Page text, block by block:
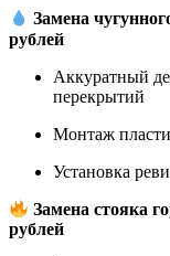
Замена
рублей
Аккуратный
перекрытий
Монтаж
Установка
Замена стояка
рублей